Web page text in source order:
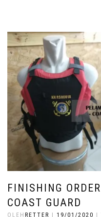
FINISHING
COAST GUARD
OLEH RETTER | 19/01/2020 |